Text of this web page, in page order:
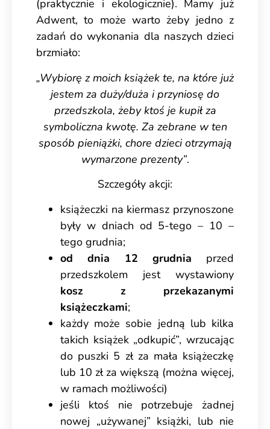
(praktycznie i ekologicznie). Mamy już
Adwent, to może warto żeby jedno z
zadań do wykonania dla naszych dzieci
brzmiało:
„Wybiorę z moich książek te, na które już
jestem za duży/duża i przyniosę do
przedszkola, żeby ktoś je kupił za
symboliczna kwotę. Za zebrane w ten
sposób pieniążki, chore dzieci otrzymają
wymarzone prezenty”.
Szczegóły akcji:
książeczki na kiermasz przynoszone
były w dniach od 5-tego – 10 –
tego grudnia;
od dnia 12 grudnia przed
przedszkolem jest wystawiony
kosz z przekazanymi
książeczkami;
każdy może sobie jedną lub kilka
takich książek „odkupić”, wrzucając
do puszki 5 zł za mała książeczkę
lub 10 zł za większą (można więcej,
w ramach możliwości)
jeśli ktoś nie potrzebuje żadnej
nowej „używanej” książki, lub nie